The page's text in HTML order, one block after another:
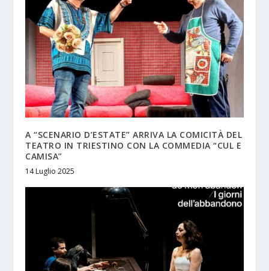
A “SCENARIO D’ESTATE” ARRIVA LA COMICITÀ DEL
TEATRO IN TRIESTINO CON LA COMMEDIA “CUL E
CAMISA”
14 Luglio 2025